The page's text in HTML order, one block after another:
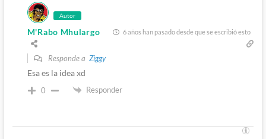
Autor
M'Rabo Mhulargo 6 años han pasado desde que se escribió esto
Responde a Ziggy
Esa es la idea xd
0 Responder